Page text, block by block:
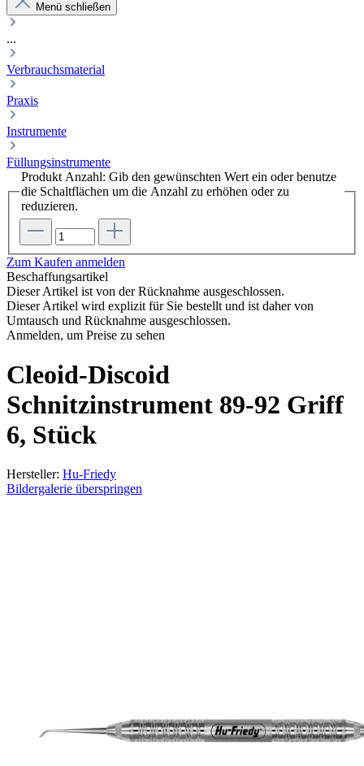
Menü schließen
...
Verbrauchsmaterial
Praxis
Instrumente
Füllungsinstrumente
Produkt Anzahl: Gib den gewünschten Wert ein oder benutze
die Schaltflächen um die Anzahl zu erhöhen oder zu
reduzieren.
Zum Kaufen anmelden
Beschaffungsartikel
Dieser Artikel ist von der Rücknahme ausgeschlossen.
Dieser Artikel wird explizit für Sie bestellt und ist daher von
Umtausch und Rücknahme ausgeschlossen.
Anmelden, um Preise zu sehen
Cleoid-Discoid
Schnitzinstrument 89-92 Griff
6, Stück
Hersteller: Hu-Friedy
Bildergalerie überspringen